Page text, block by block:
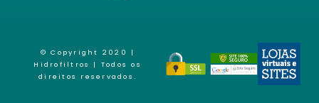
© Copyright 2020 |
Hidrofiltros
| Todos os
direitos reservados.